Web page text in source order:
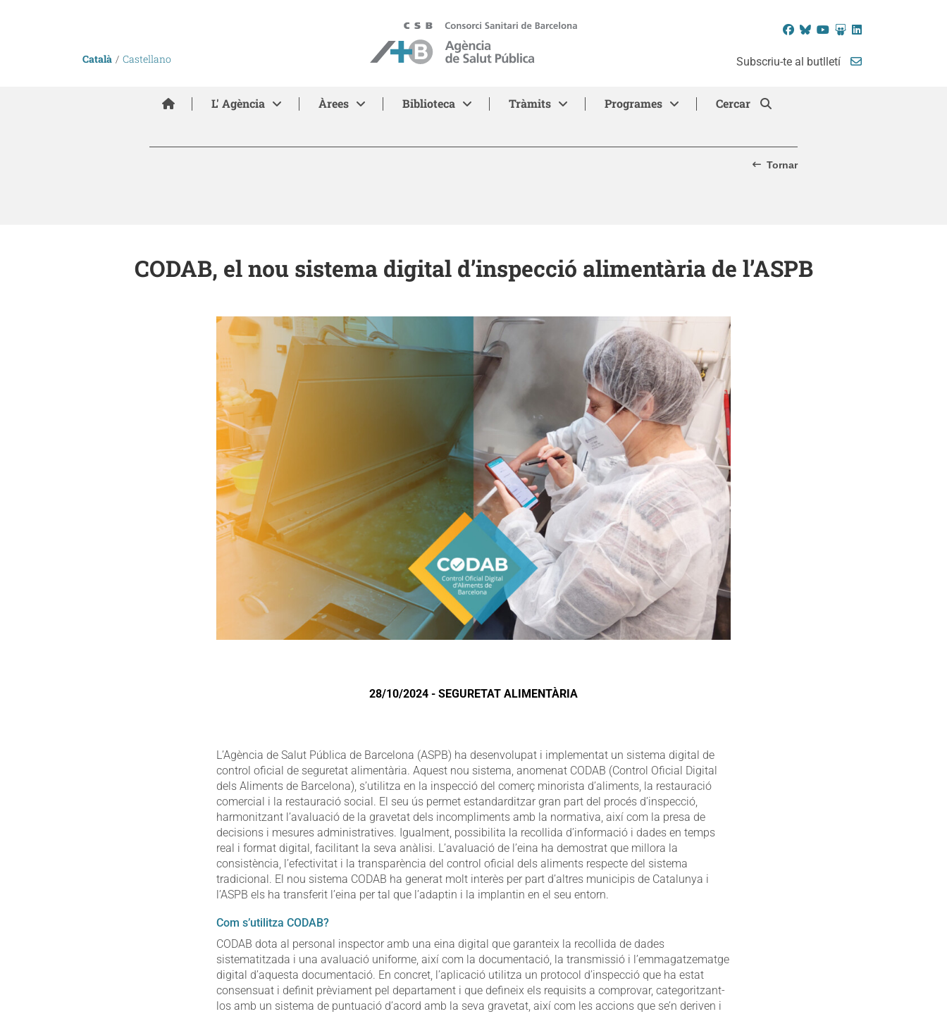
Català Castellano
ASPB - Agència de Salut Pública de Barcelona Facebook
BlueskyYouTube
SlideShare
LinkedIn
Subscriu-te al butlletí
Inici L' Agència Àrees Biblioteca Tràmits Programes Cercar
Tornar
CODAB, el nou sistema digital d’inspecció alimentària de l’ASPB
28/10/2024 - SEGURETAT ALIMENTÀRIA
L’Agència de Salut Pública de Barcelona (ASPB) ha desenvolupat i implementat un sistema digital de
control oficial de seguretat alimentària. Aquest nou sistema, anomenat CODAB (Control Oficial Digital
dels Aliments de Barcelona), s’utilitza en la inspecció del comerç minorista d’aliments, la restauració
comercial i la restauració social. El seu ús permet estandarditzar gran part del procés d’inspecció,
harmonitzant l’avaluació de la gravetat dels incompliments amb la normativa, així com la presa de
decisions i mesures administratives. Igualment, possibilita la recollida d’informació i dades en temps
real i format digital, facilitant la seva anàlisi. L’avaluació de l’eina ha demostrat que millora la
consistència, l’efectivitat i la transparència del control oficial dels aliments respecte del sistema
tradicional. El nou sistema CODAB ha generat molt interès per part d’altres municipis de Catalunya i
l’ASPB els ha transferit l’eina per tal que l’adaptin i la implantin en el seu entorn.
Com s’utilitza CODAB?
CODAB dota al personal inspector amb una eina digital que garanteix la recollida de dades
sistematitzada i una avaluació uniforme, així com la documentació, la transmissió i l’emmagatzematge
digital d’aquesta documentació. En concret, l’aplicació utilitza un protocol d’inspecció que ha estat
consensuat i definit prèviament pel departament i que defineix els requisits a comprovar, categoritzant-
los amb un sistema de puntuació d’acord amb la seva gravetat, així com les accions que se’n deriven i